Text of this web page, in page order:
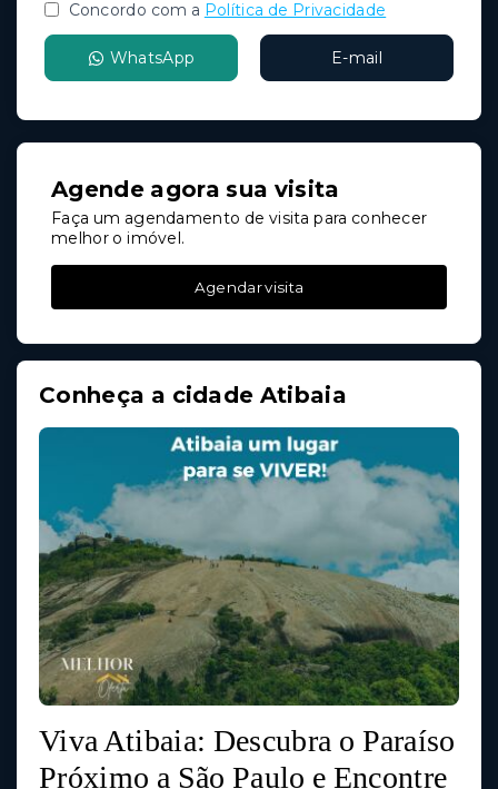
Concordo com a Política de Privacidade
WhatsApp E-mail
Agende agora sua visita
Faça um agendamento de visita para conhecer
melhor o imóvel.
Agendar visita
Conheça a cidade Atibaia
Viva Atibaia: Descubra o Paraíso
Próximo a São Paulo e Encontre